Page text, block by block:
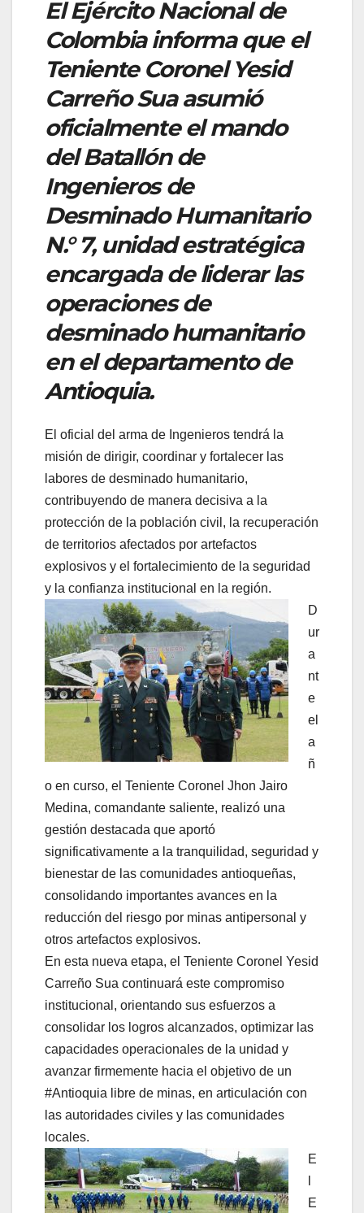
El Ejército Nacional de
Colombia informa que el
Teniente Coronel Yesid
Carreño Sua asumió
oficialmente el mando
del Batallón de
Ingenieros de
Desminado Humanitario
N.° 7, unidad estratégica
encargada de liderar las
operaciones de
desminado humanitario
en el departamento de
Antioquia.
El oficial del arma de Ingenieros tendrá la
misión de dirigir, coordinar y fortalecer las
labores de desminado humanitario,
contribuyendo de manera decisiva a la
protección de la población civil, la recuperación
de territorios afectados por artefactos
explosivos y el fortalecimiento de la seguridad
y la confianza institucional en la región.
D
ur
a
nt
e
el
a
ñ
o en curso, el Teniente Coronel Jhon Jairo
Medina, comandante saliente, realizó una
gestión destacada que aportó
significativamente a la tranquilidad, seguridad y
bienestar de las comunidades antioqueñas,
consolidando importantes avances en la
reducción del riesgo por minas antipersonal y
otros artefactos explosivos.
En esta nueva etapa, el Teniente Coronel Yesid
Carreño Sua continuará este compromiso
institucional, orientando sus esfuerzos a
consolidar los logros alcanzados, optimizar las
capacidades operacionales de la unidad y
avanzar firmemente hacia el objetivo de un
#Antioquia libre de minas, en articulación con
las autoridades civiles y las comunidades
locales.
E
E